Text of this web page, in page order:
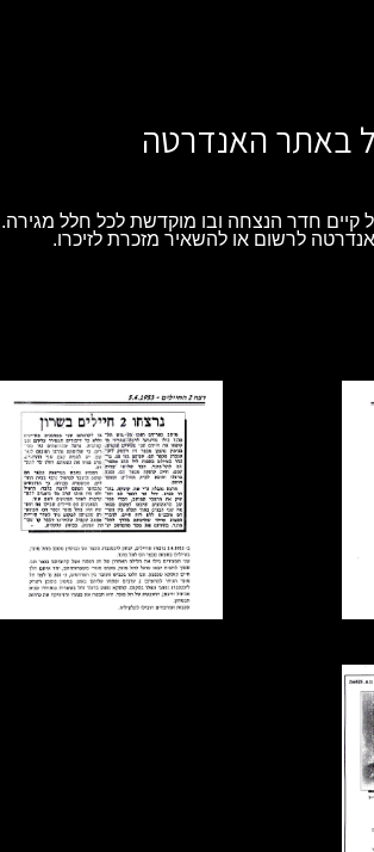
באתר האנדרטה
חדר הנצחה ובו מוקדשת לכל חלל מגירה.
לרשום או להשאיר מזכרת לזיכרו.